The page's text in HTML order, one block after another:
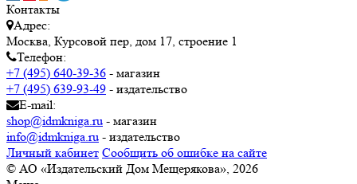
Контакты
Адрес:
Москва, Курсовой пер, дом 17, строение 1
Телефон:
+7 (495) 640-39-36 - магазин
+7 (495) 639-93-49 - издательство
E-mail:
shop@idmkniga.ru - магазин
info@idmkniga.ru - издательство
Личный кабинет Сообщить об ошибке на сайте
© АО «Издательский Дом Мещерякова», 2026